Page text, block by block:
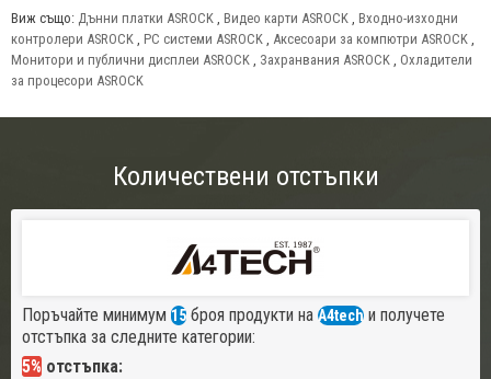
Виж също: Дънни платки ASROCK , Видео карти ASROCK , Входно-изходни
контролери ASROCK , PC системи ASROCK , Аксесоари за компютри ASROCK ,
Монитори и публични дисплеи ASROCK , Захранвания ASROCK , Охладители
за процесори ASROCK
Количествени отстъпки
Поръчайте минимум 15 броя продукти на A4tech и получете
отстъпка за следните категории:
5% отстъпка: